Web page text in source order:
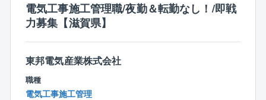
・受電設備工事
・変電設備工事
・再生可能エネルギー設備工事など
【働き方について】
電気工事施工管理職/夜勤＆転勤なし！/即戦
力募集【滋賀県】
東邦電気産業株式会社
職種
電気工事施工管理